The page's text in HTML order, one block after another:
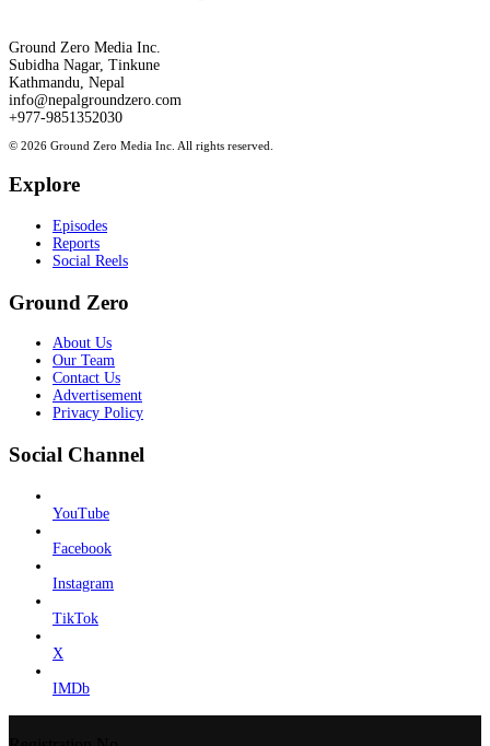
Ground Zero Media Inc.
Subidha Nagar, Tinkune
Kathmandu, Nepal
info@nepalgroundzero.com
+977-9851352030
© 2026 Ground Zero Media Inc. All rights reserved.
Explore
Episodes
Reports
Social Reels
Ground Zero
About Us
Our Team
Contact Us
Advertisement
Privacy Policy
Social Channel
YouTube
Facebook
Instagram
TikTok
X
IMDb